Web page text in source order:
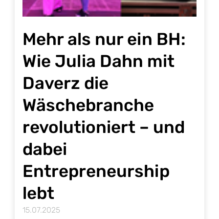
Mehr als nur ein BH:
Wie Julia Dahn mit
Daverz die
Wäschebranche
revolutioniert – und
dabei
Entrepreneurship
lebt
15.07.2025